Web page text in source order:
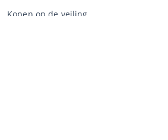
Kopen op de veiling